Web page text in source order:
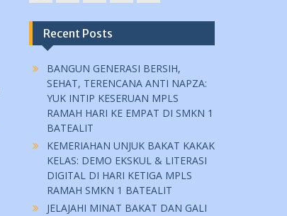
Recent Posts
BANGUN GENERASI BERSIH,
SEHAT, TERENCANA ANTI NAPZA:
YUK INTIP KESERUAN MPLS
RAMAH HARI KE EMPAT DI SMKN 1
BATEALIT
KEMERIAHAN UNJUK BAKAT KAKAK
KELAS: DEMO EKSKUL & LITERASI
DIGITAL DI HARI KETIGA MPLS
RAMAH SMKN 1 BATEALIT
JELAJAHI MINAT BAKAT DAN GALI